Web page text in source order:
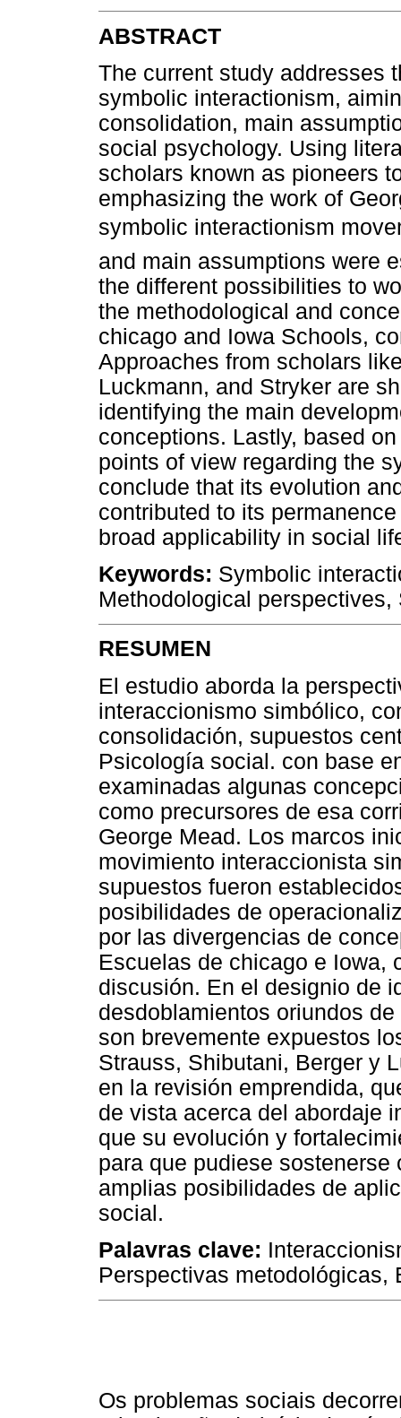
ABSTRACT
The current study addresses
symbolic interactionism,
consolidation, main
social psychology. Using
scholars known as pioneers
emphasizing the work of
symbolic interactionism
and main assumptions were
the different possibilities to
the methodological and
chicago and Iowa Schools,
Approaches from scholars
Luckmann, and Stryker are
identifying the main
conceptions. Lastly, based
points of view regarding the
conclude that its evolution
contributed to its
broad applicability in social
Keywords: Symbolic
Methodological
RESUMEN
El estudio aborda la
interaccionismo simbólico,
consolidación, supuestos
Psicología social. con base
examinadas algunas
como precursores de esa
George Mead. Los marcos
movimiento interaccionista
supuestos fueron
posibilidades de
por las divergencias de
Escuelas de chicago e Iowa,
discusión. En el designio de
desdoblamientos oriundos
son brevemente expuestos
Strauss, Shibutani, Berger y
en la revisión emprendida,
de vista acerca del abordaje
que su evolución y
para que pudiese
amplias posibilidades de
social.
Palavras clave:
Perspectivas
Os problemas sociais